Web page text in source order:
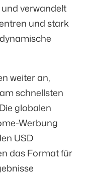
verwandelt
und stark
weiter an,
schnellsten
globalen
Werbung
USD
das Format für